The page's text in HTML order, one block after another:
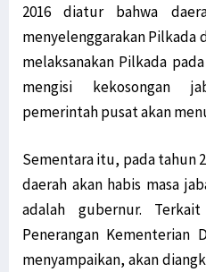
2016 diatur bahwa
menyelenggarakan Pilkada
melaksanakan Pilkada
mengisi kekosongan
pemerintah pusat akan
Sementara itu, pada tahun
daerah akan habis masa
adalah gubernur.
Penerangan Kementerian
menyampaikan, akan